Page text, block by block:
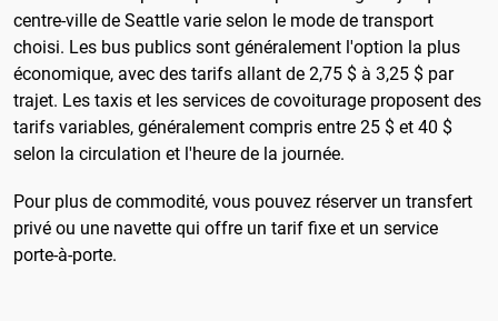
centre-ville de Seattle varie selon le mode de transport
choisi. Les bus publics sont généralement l'option la plus
économique, avec des tarifs allant de 2,75 $ à 3,25 $ par
trajet. Les taxis et les services de covoiturage proposent des
tarifs variables, généralement compris entre 25 $ et 40 $
selon la circulation et l'heure de la journée.
Pour plus de commodité, vous pouvez réserver un transfert
privé ou une navette qui offre un tarif fixe et un service
porte-à-porte.